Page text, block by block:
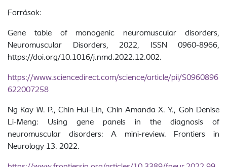
Források:
Gene table of monogenic neuromuscular disorders,
Neuromuscular Disorders, 2022, ISSN 0960-8966,
https://doi.org/10.1016/j.nmd.2022.12.002.
https://www.sciencedirect.com/science/article/pii/S0960896
622007258
Ng Kay W. P., Chin Hui-Lin, Chin Amanda X. Y., Goh Denise
Li-Meng: Using gene panels in the diagnosis of
neuromuscular disorders: A mini-review. Frontiers in
Neurology 13. 2022.